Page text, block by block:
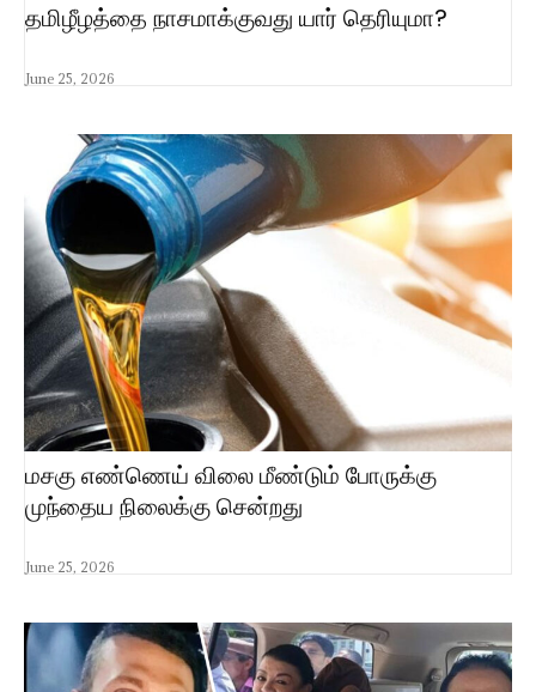
தமிழீழத்தை நாசமாக்குவது யார் தெரியுமா?
June 25, 2026
மசகு எண்ணெய் விலை மீண்டும் போருக்கு
முந்தைய நிலைக்கு சென்றது
June 25, 2026